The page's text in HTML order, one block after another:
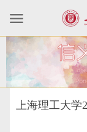
上海理工大学